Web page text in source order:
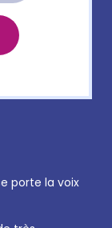
porte la voix